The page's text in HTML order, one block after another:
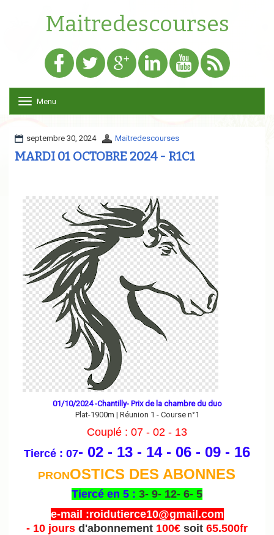
Maitredescourses
o
g
e
i
g
a
i
o
n
Menu
septembre 30, 2024 Maitredescourses
MARDI 01 OCTOBRE 2024 - R1C1
01/10/2024 -Chantilly- Prix de la chambre du duo
Plat-1900m | Réunion 1 - Course n°1
Couplé : 07 - 02 - 13
Tiercé : 07- 02 - 13 - 14 - 06 - 09 - 16
PRONOSTICS DES ABONNES
Tiercé en 5 : 3- 9- 12- 6- 5
e-mail :roidutierce10@gmail.com
- 10 jours d'abonnement 100€ soit 65.500fr